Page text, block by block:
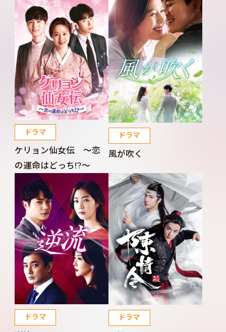
ドラマ
ケリョン仙女伝 ～恋
の運命はどっち!?～
ドラマ
風が吹く
ドラマ ドラマ